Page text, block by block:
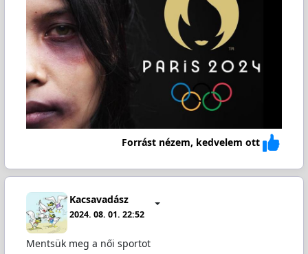
Forrást nézem, kedvelem ott
Kacsavadász
2024. 08. 01. 22:52
Mentsük meg a női sportot